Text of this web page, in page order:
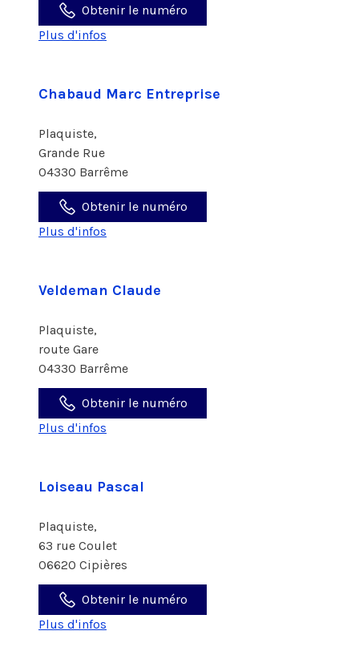
Obtenir le numéro
Plus d'infos
Chabaud Marc Entreprise
Plaquiste,
Grande Rue
04330 Barrême
Obtenir le numéro
Plus d'infos
Veldeman Claude
Plaquiste,
route Gare
04330 Barrême
Obtenir le numéro
Plus d'infos
Loiseau Pascal
Plaquiste,
63 rue Coulet
06620 Cipières
Obtenir le numéro
Plus d'infos